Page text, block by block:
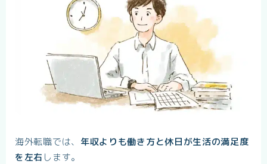
海外転職では、 年収よりも働き方と休日が生活の満足度
を左右 します。